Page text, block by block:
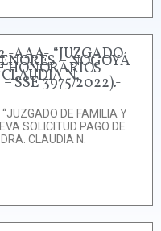
-AAA- “JUZGADO
– NOGOYÁ
HONORARIOS
N.
SSE 3975/2022).-
DE FAMILIA Y
SOLICITUD PAGO DE
CLAUDIA N.